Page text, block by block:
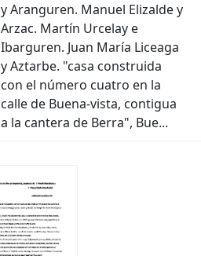
y Aranguren. Manuel Elizalde y
Arzac. Martín Urcelay e
Ibarguren. Juan María Liceaga
y Aztarbe. "casa construida
con el número cuatro en la
calle de Buena-vista, contigua
a la cantera de Berra", Bue...